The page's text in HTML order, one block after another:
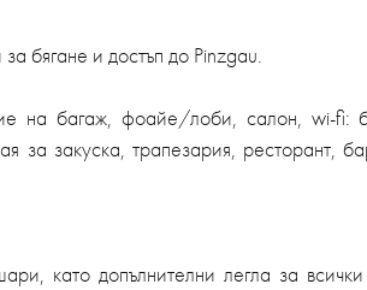
бягане и достъп до Pinzgau.
на багаж, фоайе/лоби, салон, wi-fi:
за закуска, трапезария,
като допълнителни легла за